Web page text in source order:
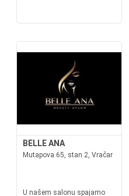
BELLE ANA
Mutapova 65, stan 2, Vračar
U našem salonu spajamo